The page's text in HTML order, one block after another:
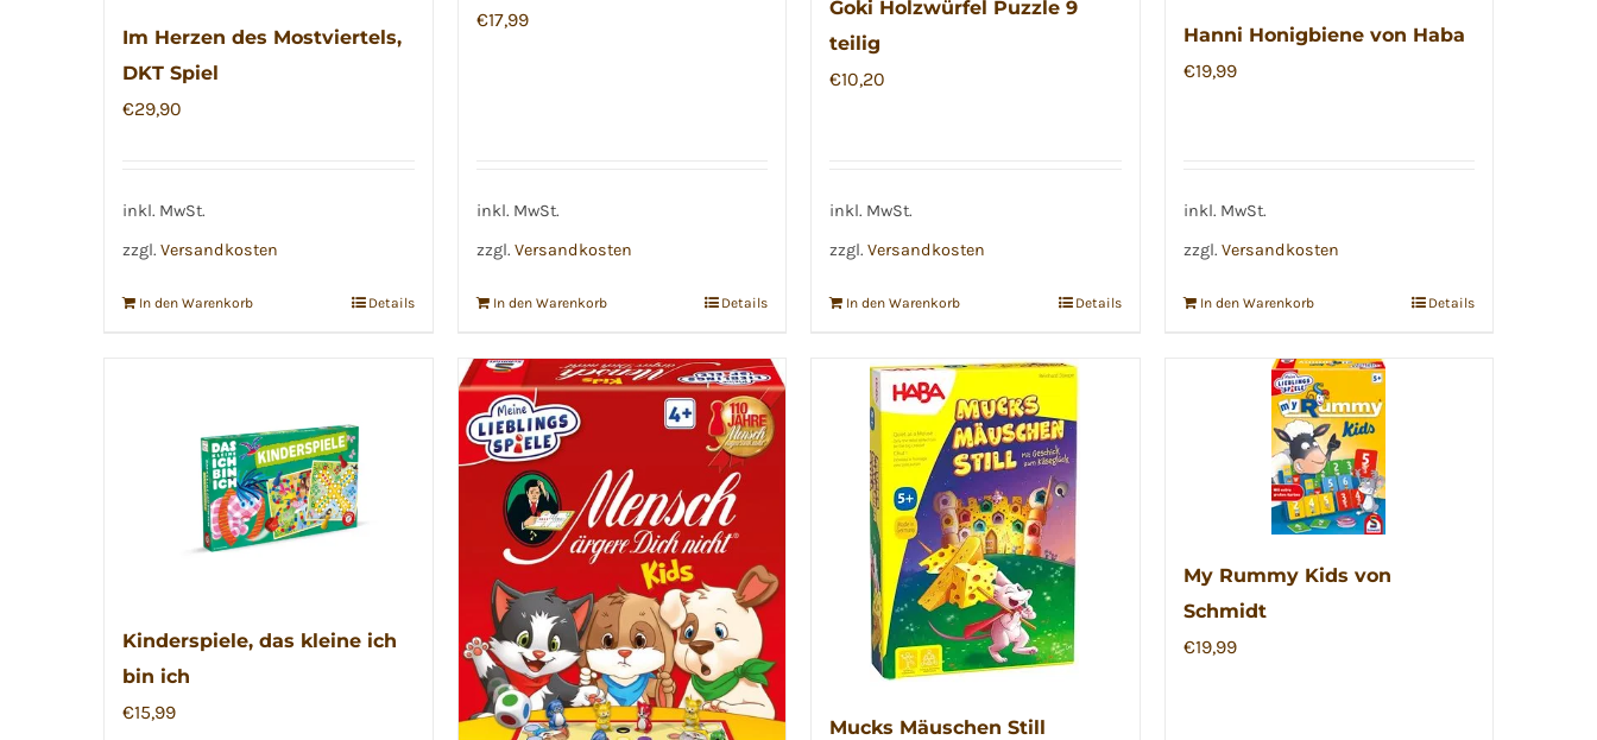
Im Herzen des Mostviertels,
DKT Spiel
€29,90
inkl. MwSt.
zzgl. Versandkosten
In den Warenkorb Details
€17,99
inkl. MwSt.
zzgl. Versandkosten
In den Warenkorb Details
Goki Holzwürfel Puzzle 9
teilig
€10,20
inkl. MwSt.
zzgl. Versandkosten
In den Warenkorb Details
Hanni Honigbiene von Haba
€19,99
inkl. MwSt.
zzgl. Versandkosten
In den Warenkorb Details
Kinderspiele, das kleine ich
bin ich
€15,99
Mucks Mäuschen Still
My Rummy Kids von
Schmidt
€19,99